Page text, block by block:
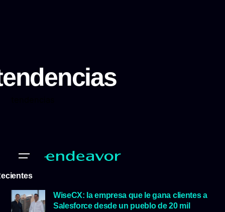
WiseCX: la empresa que le gana clientes a
Salesforce desde un pueblo de 20 mil